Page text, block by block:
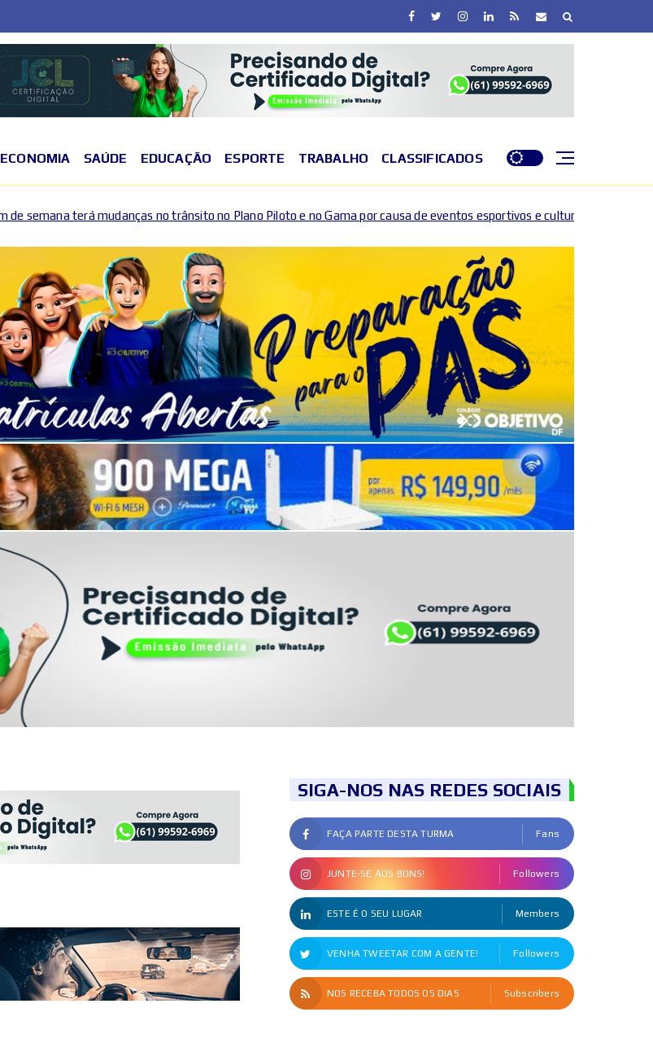
ECONOMIA SAÚDE EDUCAÇÃO ESPORTE TRABALHO CLASSIFICADOS
no trânsito no Plano Piloto e no Gama por causa de eventos esportivos e culturais 2026 DF entra em nível
SIGA-NOS NAS REDES SOCIAIS
FAÇA PARTE DESTA TURMA Fans
JUNTE-SE AOS BONS! Followers
ESTE É O SEU LUGAR Members
VENHA TWEETAR COM A GENTE! Followers
NOS RECEBA TODOS OS DIAS Subscribers